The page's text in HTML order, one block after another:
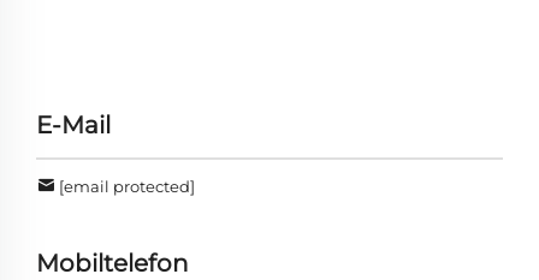
E-Mail
[email protected]
Mobiltelefon